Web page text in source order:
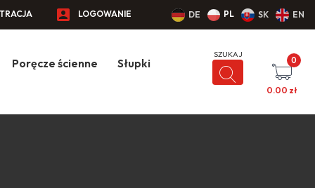
LOGOWANIE DE PL SK EN
Poręcze ścienne Słupki 0
0.00 zł